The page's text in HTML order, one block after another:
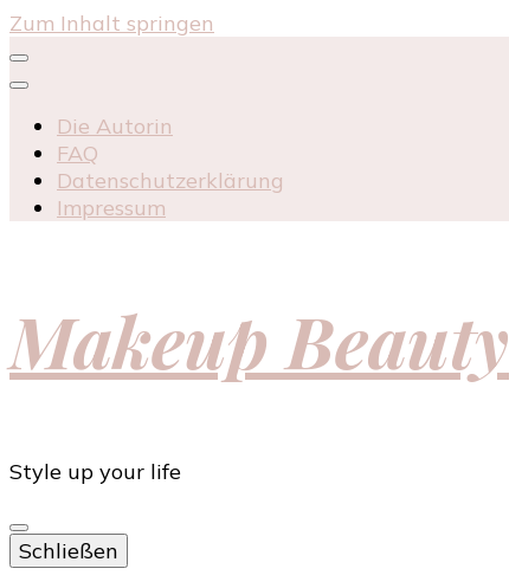
Zum Inhalt springen
Die Autorin
FAQ
Datenschutzerklärung
Impressum
Makeup Beauty
Style up your life
Schließen